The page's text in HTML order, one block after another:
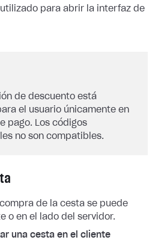
para abrir la interfaz de
de descuento está
el usuario únicamente en
pago. Los códigos
no son compatibles.
de la cesta se puede
o en el lado del servidor.
una cesta en el cliente